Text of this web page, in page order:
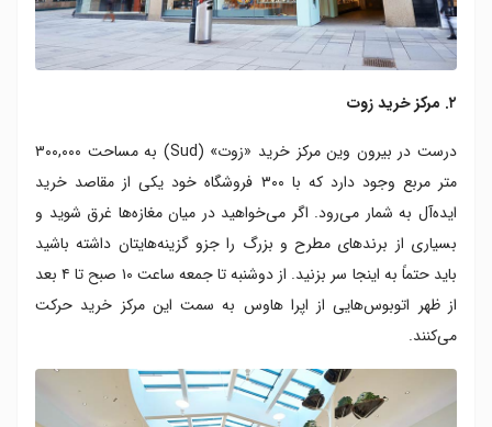
۲. مرکز خرید زوت
درست در بیرون وین مرکز خرید «زوت» (Sud) به مساحت ۳۰۰,۰۰۰
متر مربع وجود دارد که با ۳۰۰ فروشگاه خود یکی از مقاصد خرید
ایده‌آل به شمار می‌رود. اگر می‌خواهید در میان مغازه‌ها غرق شوید و
بسیاری از برندهای مطرح و بزرگ را جزو گزینه‌هایتان داشته باشید
باید حتماً به اینجا سر بزنید. از دوشنبه تا جمعه ساعت ۱۰ صبح تا ۴ بعد
از ظهر اتوبوس‌هایی از اپرا هاوس به سمت این مرکز خرید حرکت
می‌کنند.